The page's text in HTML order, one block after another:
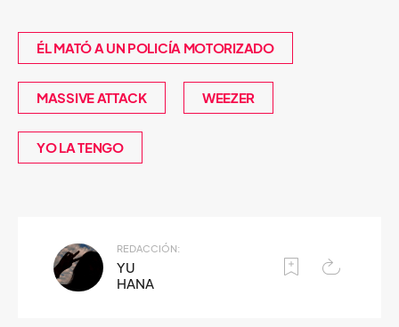
ÉL MATÓ A UN POLICÍA MOTORIZADO
MASSIVE ATTACK WEEZER
YO LA TENGO
REDACCIÓN:
YU
HANA